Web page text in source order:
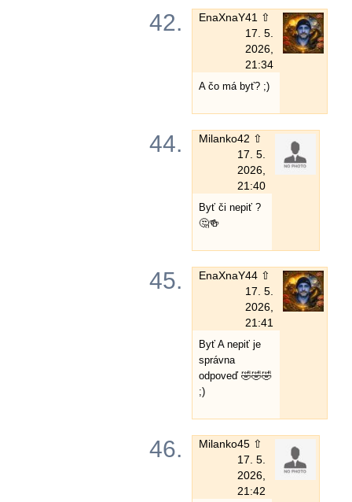
42. EnaXnaY41 ⇧
17. 5.
2026,
21:34
A čo má byť? ;)
44. Milanko42 ⇧
17. 5.
2026,
21:40
Byť či nepiť ?
🤔🍻
45. EnaXnaY44 ⇧
17. 5.
2026,
21:41
Byť A nepiť je
správna
odpoveď 🤣🤣🤣
;)
46. Milanko45 ⇧
17. 5.
2026,
21:42